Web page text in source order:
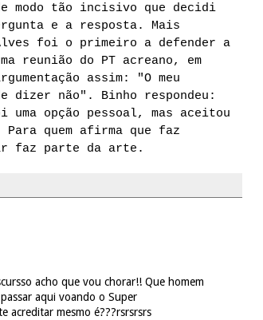
modo tão incisivo que decidi
e a resposta. Mais
foi o primeiro a defender a
reunião do PT acreano, em
assim: "O meu
dizer não". Binho respondeu:
opção pessoal, mas aceitou
quem afirma que faz
faz parte da arte.
acho que vou chorar!! Que homem
aqui voando o Super
acreditar mesmo é???rsrsrsrs